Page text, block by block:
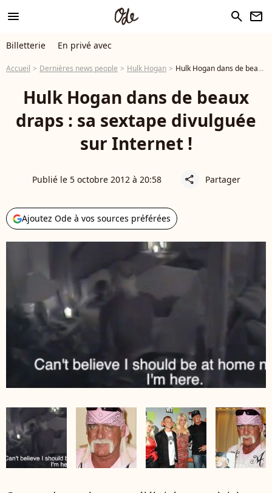
menu search newsletter
Billetterie En privé avec
Accueil Dernières news people Hulk Hogan Hulk Hogan dans de beaux draps : sa sextape divulguée sur Internet !
Hulk Hogan dans de beaux
draps : sa sextape divulguée
sur Internet !
Publié le 5 octobre 2012 à 20:58 share Partager
Ajoutez Ode à vos sources préférées